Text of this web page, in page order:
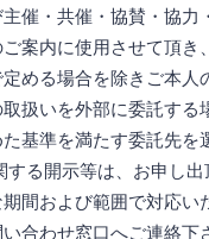
催・共催・協賛・協
案内に使用させて頂
める場合を除きご本
扱いを外部に委託す
基準を満たす委託先
る開示等は、お申し
間および範囲で対応
合わせ窓口へご連絡下